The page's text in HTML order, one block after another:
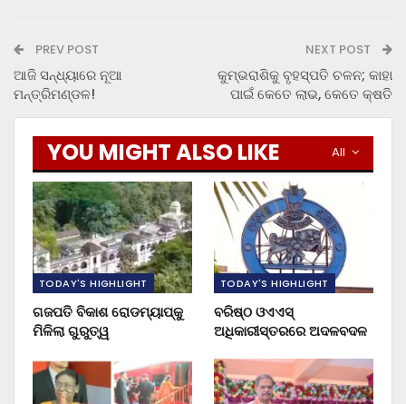
PREV POST
ଆଜି ସନ୍ଧ୍ୟାରେ ନୂଆ
ମନ୍ତ୍ରିମଣ୍ଡଳ!
NEXT POST
କୁମ୍ଭରାଶିକୁ ବୃହସ୍ପତି ଚଳନ; କାହା
ପାଇଁ କେତେ ଲାଭ, କେତେ କ୍ଷତି
All
YOU MIGHT ALSO LIKE
TODAY'S HIGHLIGHT
ଗଜପତି ବିକାଶ ରୋଡମ୍ୟାପ୍‌କୁ
ମିଳିଲା ଗୁରୁତ୍ୱ
TODAY'S HIGHLIGHT
ବରିଷ୍ଠ ଓଏଏସ୍‌
ଅଧିକାରୀସ୍ତରରେ ଅଦଳବଦଳ